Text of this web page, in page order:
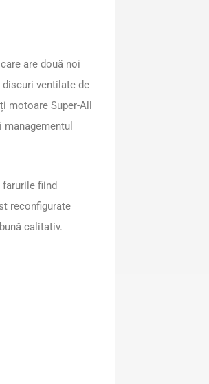
are două noi
ventilate de
Super-All
fiind
reconfigurate
calitativ.